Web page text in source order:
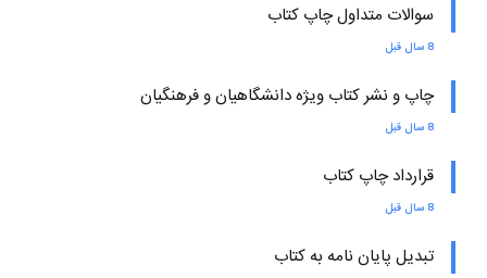
سوالات متداول چاپ کتاب
8 سال قبل
چاپ و نشر کتاب ویژه دانشگاهیان و فرهنگیان
8 سال قبل
قرارداد چاپ کتاب
8 سال قبل
تبدیل پایان نامه به کتاب